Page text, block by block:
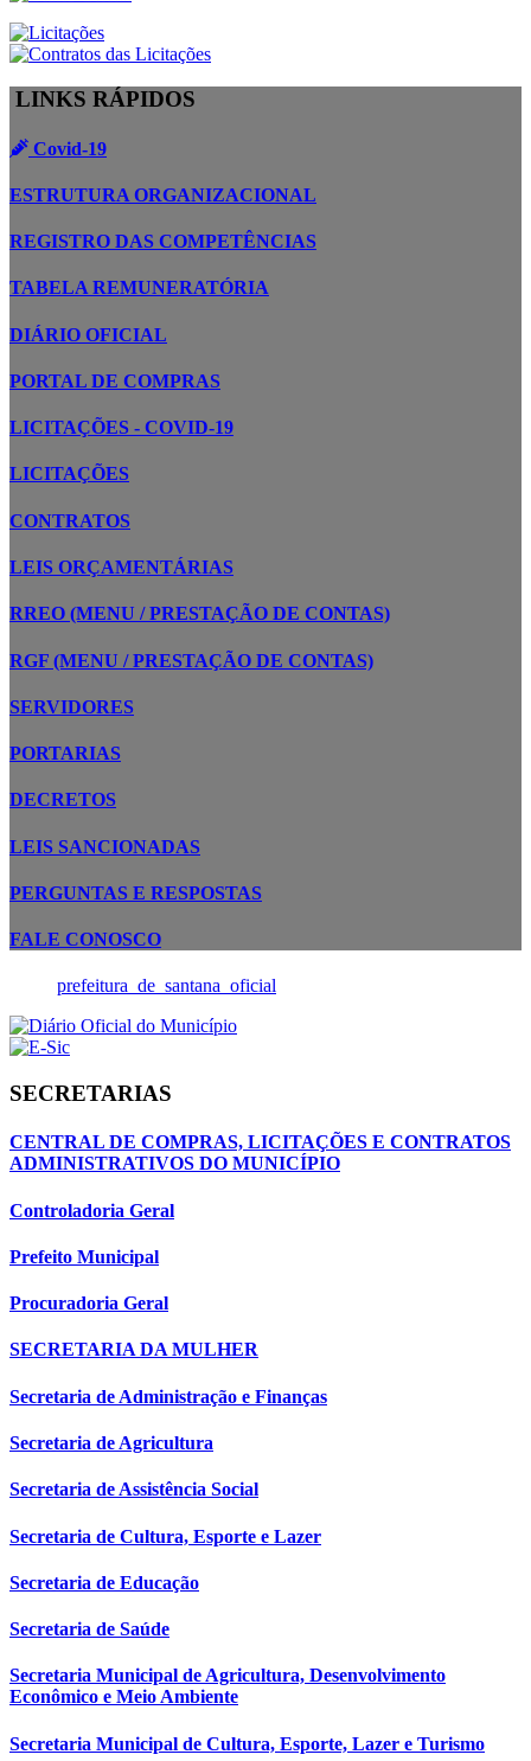
LINKS RÁPIDOS
Covid-19
ESTRUTURA ORGANIZACIONAL
REGISTRO DAS COMPETÊNCIAS
TABELA REMUNERATÓRIA
DIÁRIO OFICIAL
PORTAL DE COMPRAS
LICITAÇÕES - COVID-19
LICITAÇÕES
CONTRATOS
LEIS ORÇAMENTÁRIAS
RREO (MENU / PRESTAÇÃO DE CONTAS)
RGF (MENU / PRESTAÇÃO DE CONTAS)
SERVIDORES
PORTARIAS
DECRETOS
LEIS SANCIONADAS
PERGUNTAS E RESPOSTAS
FALE CONOSCO
prefeitura_de_santana_oficial
SECRETARIAS
CENTRAL DE COMPRAS, LICITAÇÕES E CONTRATOS
ADMINISTRATIVOS DO MUNICÍPIO
Controladoria Geral
Prefeito Municipal
Procuradoria Geral
SECRETARIA DA MULHER
Secretaria de Administração e Finanças
Secretaria de Agricultura
Secretaria de Assistência Social
Secretaria de Cultura, Esporte e Lazer
Secretaria de Educação
Secretaria de Saúde
Secretaria Municipal de Agricultura, Desenvolvimento
Econômico e Meio Ambiente
Secretaria Municipal de Cultura, Esporte, Lazer e Turismo